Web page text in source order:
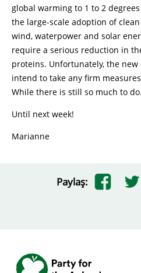
global warming to 1 to 2
the large-scale adoption of
wind, waterpower and solar
require a serious reduction in
proteins. Unfortunately, the
intend to take any firm
While there is still so much to
Until next week!
Marianne
Paylaş: